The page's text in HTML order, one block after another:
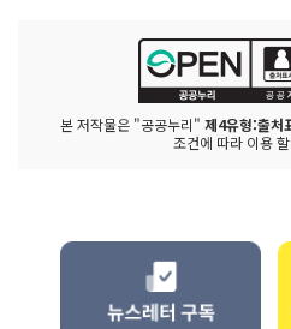
본 저작물은 "공공누리" 제4유형:출처
조건에 따라 이용